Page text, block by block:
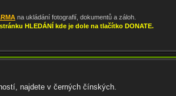
na ukládání fotografií, dokumentů a záloh.
HLEDÁNÍ kde je dole na tlačítko DONATE.
najdete v černých čínských.